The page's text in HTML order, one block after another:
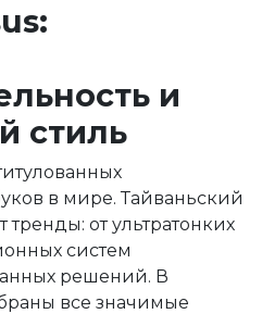
и
стиль
в мире. Тайваньский
тренды: от ультратонких
систем
решений. В
все значимые